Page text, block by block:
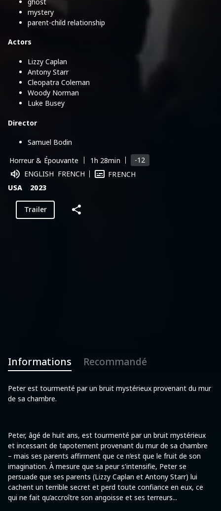
mystery
parent-child relationship
Actors
Lizzy Caplan
Antony Starr
Cleopatra Coleman
Woody Norman
Luke Busey
Director
Samuel Bodin
Horreur & Épouvante
1h 28min
-12
ENGLISH FRENCH
FRENCH
USA
2023
Trailer
Informations Recommandé
Peter est tourmenté par un bruit mystérieux provenant du mur
de sa chambre.
Peter, âgé de huit ans, est tourmenté par un bruit mystérieux
et incessant de tapotement provenant du mur de sa chambre
– mais ses parents affirment que ce n’est que le fruit de son
imagination. À mesure que sa peur s'intensifie, Peter se
persuade que ses parents (Lizzy Caplan et Antony Starr) lui
cachent un terrible secret et perd toute confiance en eux, ce
qui ne fait qu’accroître son angoisse et ses terreurs...